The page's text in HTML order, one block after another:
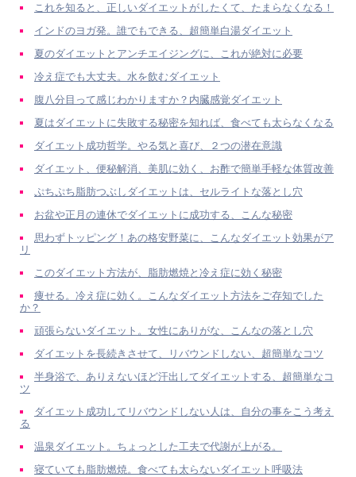
これを知ると、正しいダイエットがしたくて、たまらなくなる！
インドのヨガ発。誰でもできる、超簡単白湯ダイエット
夏のダイエットとアンチエイジングに、これが絶対に必要
冷え症でも大丈夫。水を飲むダイエット
腹八分目って感じわかりますか？内臓感覚ダイエット
夏はダイエットに失敗する秘密を知れば、食べても太らなくなる
ダイエット成功哲学。やる気と喜び、２つの潜在意識
ダイエット、便秘解消、美肌に効く、お酢で簡単手軽な体質改善
ぷちぷち脂肪つぶしダイエットは、セルライトな落とし穴
お盆や正月の連休でダイエットに成功する、こんな秘密
思わずトッピング！あの格安野菜に、こんなダイエット効果がア
リ
このダイエット方法が、脂肪燃焼と冷え症に効く秘密
痩せる。冷え症に効く。こんなダイエット方法をご存知でした
か？
頑張らないダイエット。女性にありがな、こんなの落とし穴
ダイエットを長続きさせて、リバウンドしない、超簡単なコツ
半身浴で、ありえないほど汗出してダイエットする、超簡単なコ
ツ
ダイエット成功してリバウンドしない人は、自分の事をこう考え
る
温泉ダイエット。ちょっとした工夫で代謝が上がる。
寝ていても脂肪燃焼。食べても太らないダイエット呼吸法